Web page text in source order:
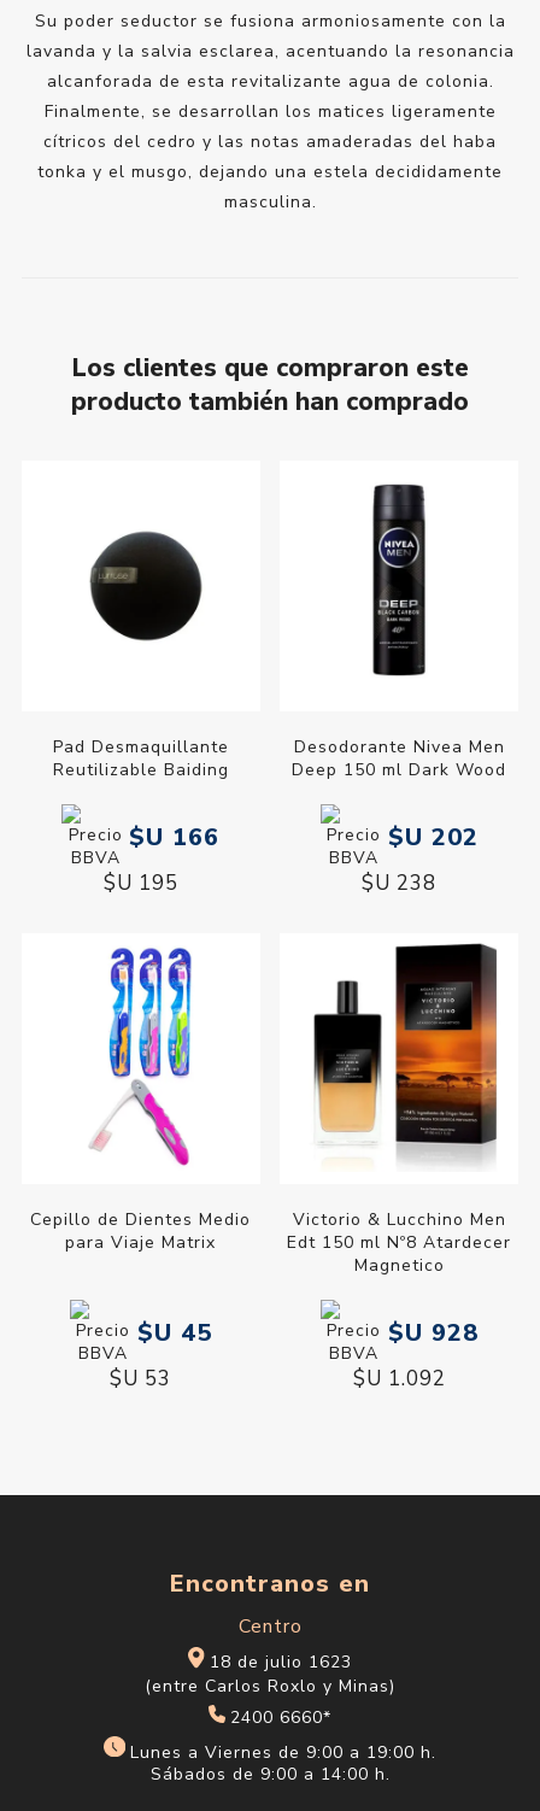
Su poder seductor se fusiona armoniosamente con la
lavanda y la salvia esclarea, acentuando la resonancia
alcanforada de esta revitalizante agua de colonia.
Finalmente, se desarrollan los matices ligeramente
cítricos del cedro y las notas amaderadas del haba
tonka y el musgo, dejando una estela decididamente
masculina.
Los clientes que compraron este
producto también han comprado
Pad Desmaquillante
Reutilizable Baiding
$U 166
$U 195
Desodorante Nivea Men
Deep 150 ml Dark Wood
$U 202
$U 238
Cepillo de Dientes Medio
para Viaje Matrix
$U 45
$U 53
Victorio & Lucchino Men
Edt 150 ml Nº8 Atardecer
Magnetico
$U 928
$U 1.092
Encontranos en
Centro
18 de julio 1623
(entre Carlos Roxlo y Minas)
2400 6660*
Lunes a Viernes de 9:00 a 19:00 h.
Sábados de 9:00 a 14:00 h.